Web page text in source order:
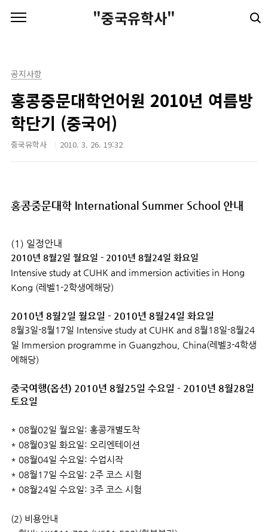
"중국유학사"
공지사항
홍콩중문대학언어원 2010년 여름방
학단기 (중국어)
중국유학사 2010. 3. 26. 19:32
홍콩중문대학 International Summer School 안내
(1) 일정안내
2010년 8월2일 월요일 - 2010년 8월24일 화요일
Intensive study at CUHK and immersion activities in Hong
Kong (레벨1-2학생에해당)
2010년 8월2일 월요일 - 2010년 8월24일 화요일
8월3일-8월17일 Intensive study at CUHK and 8월18일-8월24
일 Immersion programme in Guangzhou, China(레벨3-4학생
에해당)
중국여행(옵션) 2010년 8월25일 수요일 - 2010년 8월28일
토요일
* 08월02일 월요일: 홍콩개별도착
* 08월03일 화요일: 오리엔테이션
* 08월04일 수요일: 수업시작
* 08월17일 수요일: 2주 코스 시험
* 08월24일 수요일: 3주 코스 시험
(2) 비용안내